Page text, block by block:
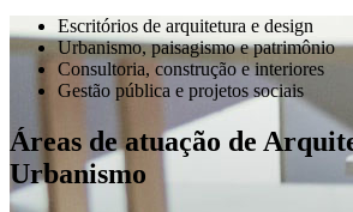
Escritórios de arquitetura e design
Urbanismo, paisagismo e patrimônio
Consultoria, construção e interiores
Gestão pública e projetos sociais
Áreas de atuação de
Urbanismo